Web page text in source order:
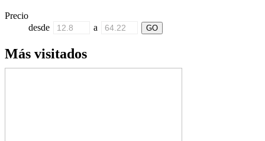
Precio
desde
a
Más visitados